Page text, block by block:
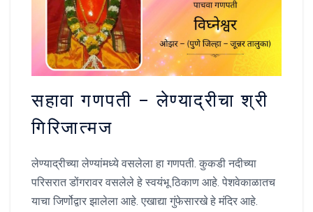
सहावा गणपती – लेण्याद्रीचा श्री
गिरिजात्मज
लेण्याद्रीच्या लेण्यांमध्ये वसलेला हा गणपती. कुकडी नदीच्या
परिसरात डोंगरावर वसलेले हे स्वयंभू ठिकाण आहे. पेशवेकाळातच
याचा जिर्णोद्वार झालेला आहे. एखाद्या गुंफेसारखे हे मंदिर आहे.